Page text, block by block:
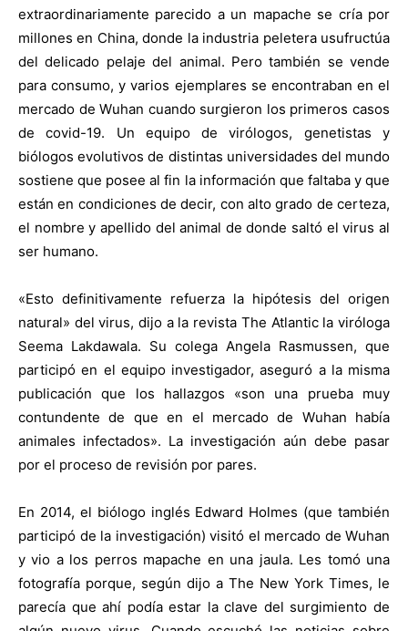
extraordinariamente parecido a un mapache se cría por
millones en China, donde la industria peletera usufructúa
del delicado pelaje del animal. Pero también se vende
para consumo, y varios ejemplares se encontraban en el
mercado de Wuhan cuando surgieron los primeros casos
de covid-19. Un equipo de virólogos, genetistas y
biólogos evolutivos de distintas universidades del mundo
sostiene que posee al fin la información que faltaba y que
están en condiciones de decir, con alto grado de certeza,
el nombre y apellido del animal de donde saltó el virus al
ser humano.
«Esto definitivamente refuerza la hipótesis del origen
natural» del virus, dijo a la revista The Atlantic la viróloga
Seema Lakdawala. Su colega Angela Rasmussen, que
participó en el equipo investigador, aseguró a la misma
publicación que los hallazgos «son una prueba muy
contundente de que en el mercado de Wuhan había
animales infectados». La investigación aún debe pasar
por el proceso de revisión por pares.
En 2014, el biólogo inglés Edward Holmes (que también
participó de la investigación) visitó el mercado de Wuhan
y vio a los perros mapache en una jaula. Les tomó una
fotografía porque, según dijo a The New York Times, le
parecía que ahí podía estar la clave del surgimiento de